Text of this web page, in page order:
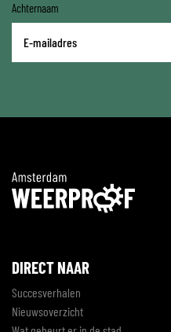
Achternaam
mailadres
DIRECT NAAR
Succesverhalen
Nieuwsoverzicht